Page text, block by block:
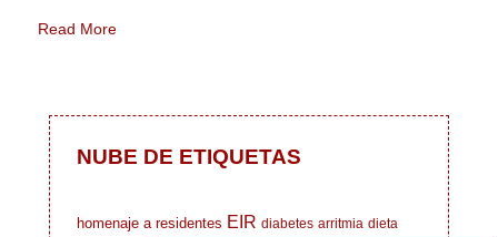
Read More
NUBE DE ETIQUETAS
homenaje a residentes EIR diabetes arritmia dieta